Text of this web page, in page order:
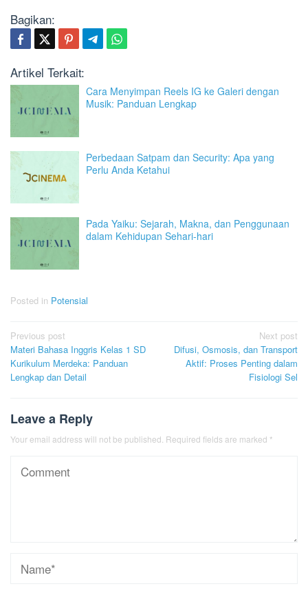
Bagikan:
Artikel Terkait:
Cara Menyimpan Reels IG ke Galeri dengan
Musik: Panduan Lengkap
Perbedaan Satpam dan Security: Apa yang
Perlu Anda Ketahui
Pada Yaiku: Sejarah, Makna, dan Penggunaan
dalam Kehidupan Sehari-hari
Posted in Potensial
Post
navigation
Previous post
Materi Bahasa Inggris Kelas 1 SD
Kurikulum Merdeka: Panduan
Lengkap dan Detail
Next post
Difusi, Osmosis, dan Transport
Aktif: Proses Penting dalam
Fisiologi Sel
Leave a Reply
Your email address will not be published. Required fields are marked *